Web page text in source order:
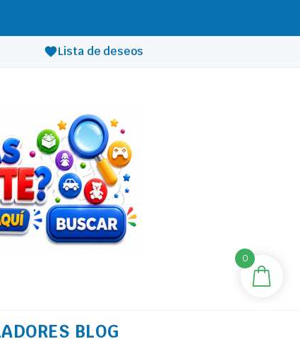
Lista de deseos
BLOG
0